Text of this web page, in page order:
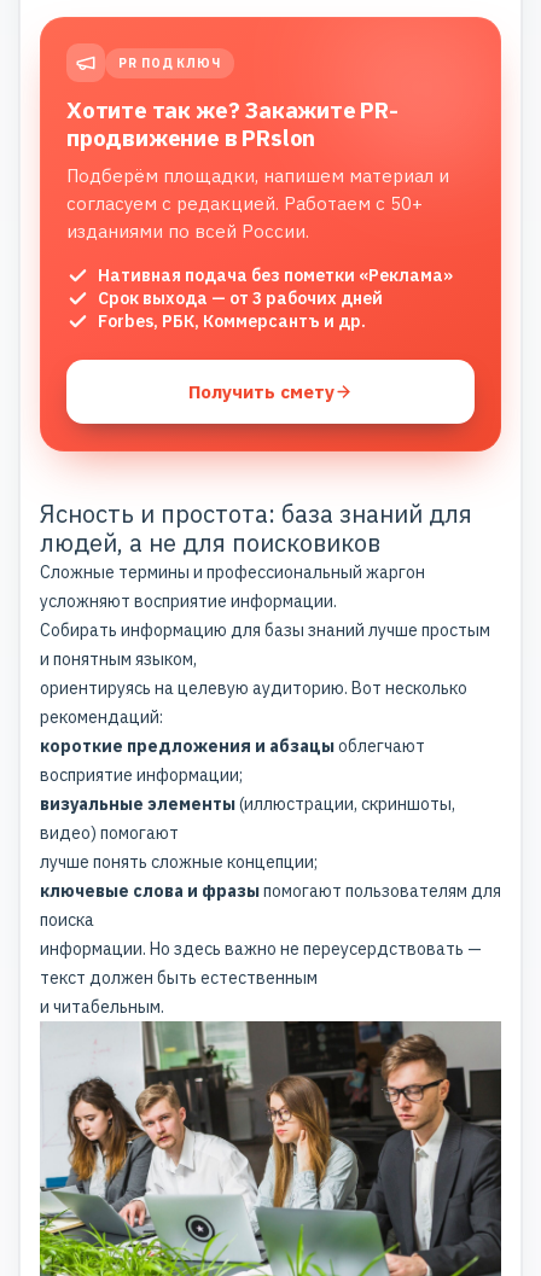
PR ПОД КЛЮЧ
Хотите так же? Закажите PR-
продвижение в PRslon
Подберём площадки, напишем материал и
согласуем с редакцией. Работаем с 50+
изданиями по всей России.
Нативная подача без пометки «Реклама»
Срок выхода — от 3 рабочих дней
Forbes, РБК, Коммерсантъ и др.
Получить смету
Ясность и простота: база знаний для
людей, а не для поисковиков
Сложные термины и профессиональный жаргон
усложняют восприятие информации.
Собирать информацию для базы знаний лучше простым
и понятным языком,
ориентируясь на целевую аудиторию. Вот несколько
рекомендаций:
короткие предложения и абзацыоблегчают
восприятие информации;
визуальные элементы(иллюстрации, скриншоты,
видео) помогают
лучше понять сложные концепции;
ключевые слова и фразыпомогают пользователям для
поиска
информации. Но здесь важно не переусердствовать —
текст должен быть естественным
и читабельным.